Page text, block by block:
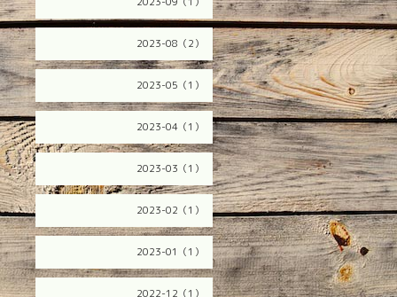
2023-08（2）
2023-05（1）
2023-04（1）
2023-03（1）
2023-02（1）
2023-01（1）
2022-12（1）